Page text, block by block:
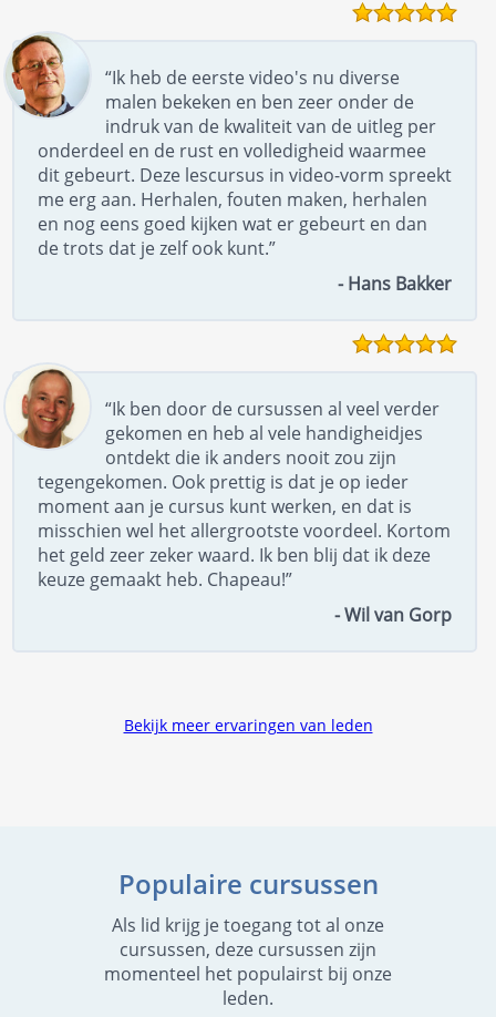
“Ik heb de eerste video's nu diverse
malen bekeken en ben zeer onder de
indruk van de kwaliteit van de uitleg per
onderdeel en de rust en volledigheid waarmee
dit gebeurt. Deze lescursus in video-vorm spreekt
me erg aan. Herhalen, fouten maken, herhalen
en nog eens goed kijken wat er gebeurt en dan
de trots dat je zelf ook kunt.”
- Hans Bakker
“Ik ben door de cursussen al veel verder
gekomen en heb al vele handigheidjes
ontdekt die ik anders nooit zou zijn
tegengekomen. Ook prettig is dat je op ieder
moment aan je cursus kunt werken, en dat is
misschien wel het allergrootste voordeel. Kortom
het geld zeer zeker waard. Ik ben blij dat ik deze
keuze gemaakt heb. Chapeau!”
- Wil van Gorp
Bekijk meer ervaringen van leden
Populaire cursussen
Als lid krijg je toegang tot al onze
cursussen, deze cursussen zijn
momenteel het populairst bij onze
leden.